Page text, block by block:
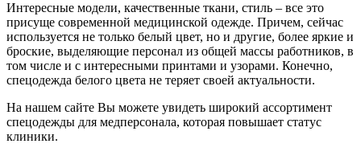
Интересные модели, качественные ткани, стиль – все это
присуще современной медицинской одежде. Причем, сейчас
используется не только белый цвет, но и другие, более яркие и
броские, выделяющие персонал из общей массы работников, в
том числе и с интересными принтами и узорами. Конечно,
спецодежда белого цвета не теряет своей актуальности.
На нашем сайте Вы можете увидеть широкий ассортимент
спецодежды для медперсонала, которая повышает статус
клиники.